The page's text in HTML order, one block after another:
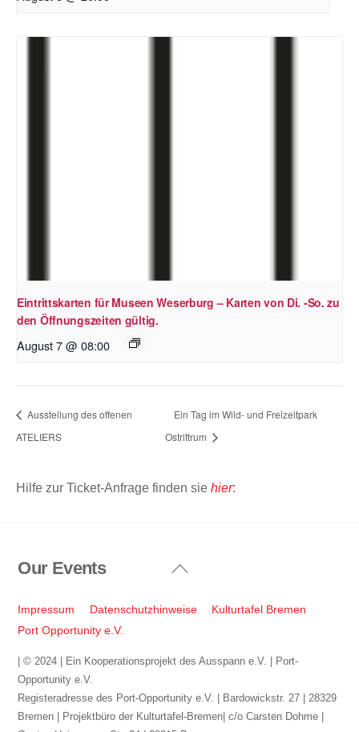
Eintrittskarten für Museen Weserburg – Karten von Di. -So. zu
den Öffnungszeiten gültig.
August 7 @ 08:00
Ausstellung des offenen
ATELIERS
Ein Tag im Wild- und Freizeitpark
Ostrittrum
Hilfe zur Ticket-Anfrage finden sie hier:
Back
Top
Our Events
Impressum Datenschutzhinweise
Kulturtafel Bremen
Port Opportunity e.V.
| © 2024 | Ein Kooperationsprojekt des Ausspann e.V. | Port-
Opportunity e.V.
Registeradresse des Port-Opportunity e.V. | Bardowickstr. 27 | 28329
Bremen | Projektbüro der Kulturtafel-Bremen| c/o Carsten Dohme |